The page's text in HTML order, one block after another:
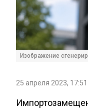
Изображение
25 апреля 2023, 17:51